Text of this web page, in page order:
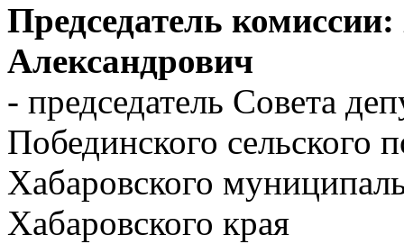
Председатель
Александрович
- председатель Совета
Побединского сельского
Хабаровского
Хабаровского края